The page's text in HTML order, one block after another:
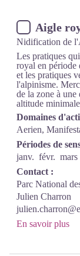
Aigle
Nidification de
Les pratiques
royal en
et les pratiques
l'alpinisme.
de la zone à
altitude
Domaines
Aerien,
Périodes de
janv. févr. mars
Contact :
Parc National
Julien Charron
En savoir plus